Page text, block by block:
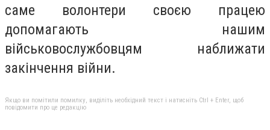
саме волонтери своєю працею
допомагають нашим
військовослужбовцям наближати
закінчення війни.
Якщо ви помітили помилку, виділіть необхідний текст і натисніть Ctrl + Enter, щоб
повідомити про це редакцію